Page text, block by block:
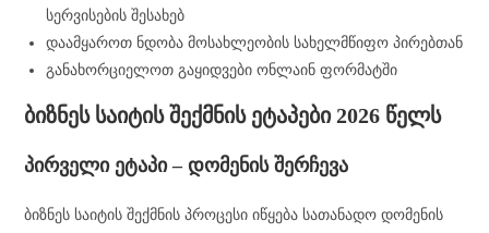
სერვისების შესახებ
დაამყაროთ ნდობა მოსახლეობის სახელმწიფო პირებთან
განახორციელოთ გაყიდვები ონლაინ ფორმატში
ბიზნეს საიტის შექმნის ეტაპები 2026 წელს
პირველი ეტაპი – დომენის შერჩევა
ბიზნეს საიტის შექმნის პროცესი იწყება სათანადო დომენის